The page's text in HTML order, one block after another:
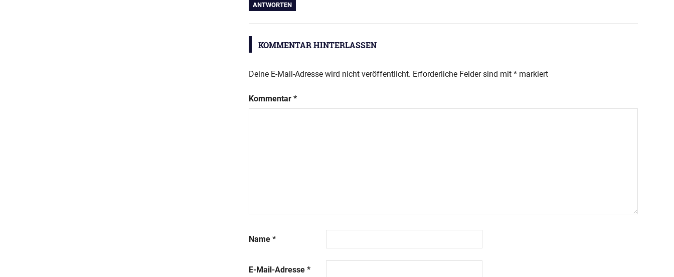
ANTWORTEN
KOMMENTAR HINTERLASSEN
Deine E-Mail-Adresse wird nicht veröffentlicht. Erforderliche Felder sind mit * markiert
Kommentar *
Name *
E-Mail-Adresse *